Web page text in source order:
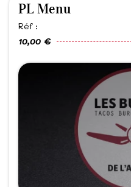
PL Menu
Réf :
10,00 €